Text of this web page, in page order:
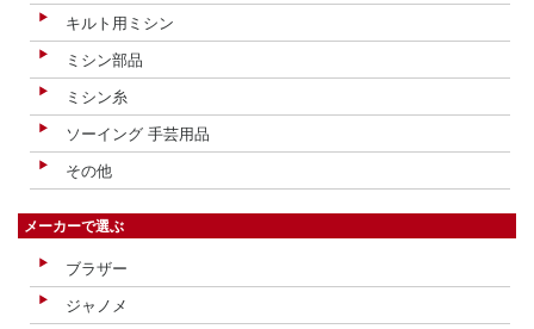
キルト用ミシン
ミシン部品
ミシン糸
ソーイング 手芸用品
その他
メーカーで選ぶ
ブラザー
ジャノメ